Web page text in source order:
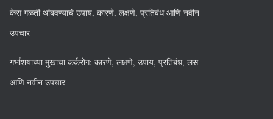
केस गळती थांबवण्याचे उपाय, कारणे, लक्षणे, प्रतिबंध आणि नवीन
उपचार
गर्भाशयाच्या मुखाचा कर्करोग: कारणे, लक्षणे, उपाय, प्रतिबंध, लस
आणि नवीन उपचार